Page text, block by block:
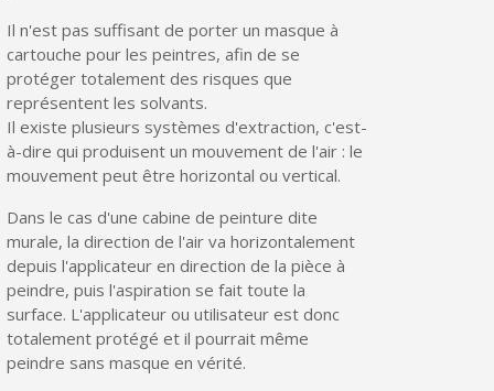
Inscription à la newsletter : 5€ de réduction
Livraison sous 24 h en France Métropolitaine
Livraison offerte en France métropolitaine pour 250€ d'achats
Paiement en 4x sans frais dès 30€ d'achats
Votre devis en ligne en moins d'1 minute
Partagez vos créations et obtenez des bons d'achat
Gagnez des points de fidélité à chaque commande
Retour produits sous 14 jours
Il n'est pas suffisant de porter un masque à
cartouche pour les peintres, afin de se
protéger totalement des risques que
représentent les solvants.
Il existe plusieurs systèmes d'extraction, c'est-
à-dire qui produisent un mouvement de l'air : le
mouvement peut être horizontal ou vertical.
Dans le cas d'une cabine de peinture dite
murale, la direction de l'air va horizontalement
depuis l'applicateur en direction de la pièce à
peindre, puis l'aspiration se fait toute la
surface. L'applicateur ou utilisateur est donc
totalement protégé et il pourrait même
peindre sans masque en vérité.